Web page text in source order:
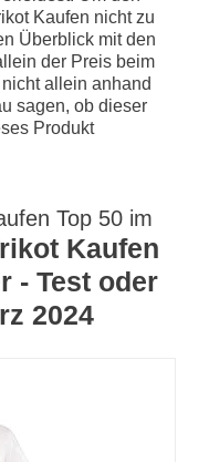
Kaufen nicht zu
Überblick mit den
der Preis beim
allein anhand
sagen, ob dieser
Produkt
Top 50 im
Kaufen
- Test oder
2024